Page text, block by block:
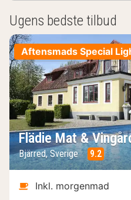
Ugens bedste tilbud
Aftensmads Special
Flädie Mat &
Bjärred, Sverige 9.2
Inkl. morgenmad